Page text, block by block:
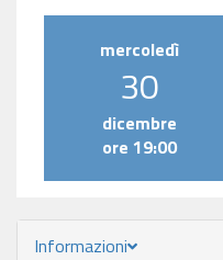
mercoledì
30
dicembre
ore 19:00
Informazioni